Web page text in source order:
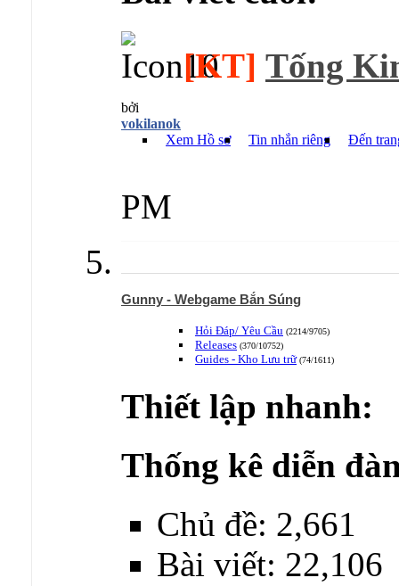
[KT] Tống
bởi
vokilanok
Xem Hồ sơ
Tin nhắn riêng Đến
PM
Gunny - Webgame Bắn Súng
Hỏi Đáp/ Yêu Cầu (2214/9705)
Releases (370/10752)
Guides - Kho Lưu trữ(74/1611)
Thiết lập nhanh:
Thống kê diễn
Chủ đề: 2,661
Bài viết: 22,106